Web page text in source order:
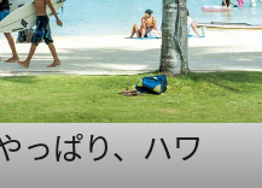
っぱり、ハワ